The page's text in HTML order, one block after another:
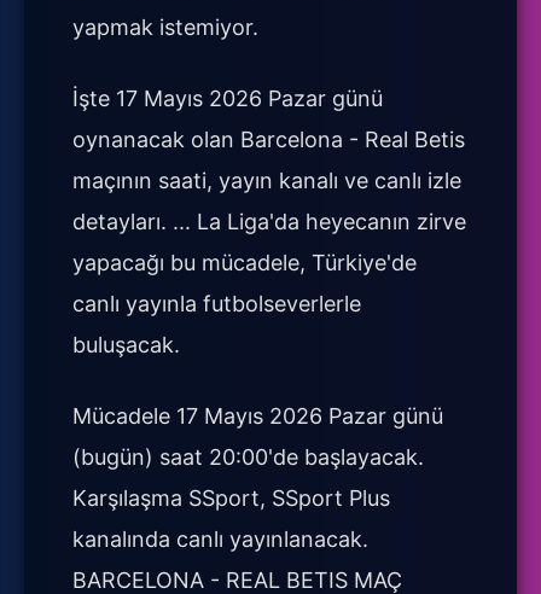
yapmak istemiyor.
İşte 17 Mayıs 2026 Pazar günü
oynanacak olan Barcelona - Real Betis
maçının saati, yayın kanalı ve canlı izle
detayları. ... La Liga'da heyecanın zirve
yapacağı bu mücadele, Türkiye'de
canlı yayınla futbolseverlerle
buluşacak.
Mücadele 17 Mayıs 2026 Pazar günü
(bugün) saat 20:00'de başlayacak.
Karşılaşma SSport, SSport Plus
kanalında canlı yayınlanacak.
BARCELONA - REAL BETIS MAÇ